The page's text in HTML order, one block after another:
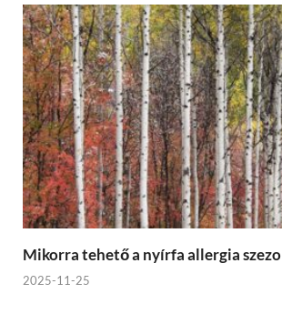
Mikorra tehető a nyírfa allergia
2025-11-25